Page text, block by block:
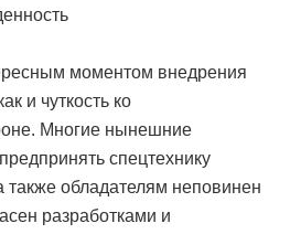
моментом внедрения
и чуткость ко
Многие нынешние
спецтехнику
также обладателям неповинен
разработками и